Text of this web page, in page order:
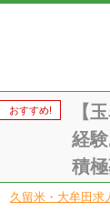
おすすめ!
【
経
積
久留米・大牟田求